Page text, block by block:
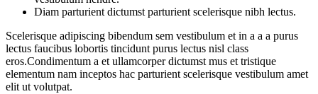
Diam parturient dictumst parturient scelerisque nibh lectus.
Scelerisque adipiscing bibendum sem vestibulum et in a a a purus
lectus faucibus lobortis tincidunt purus lectus nisl class
eros.Condimentum a et ullamcorper dictumst mus et tristique
elementum nam inceptos hac parturient scelerisque vestibulum amet
elit ut volutpat.